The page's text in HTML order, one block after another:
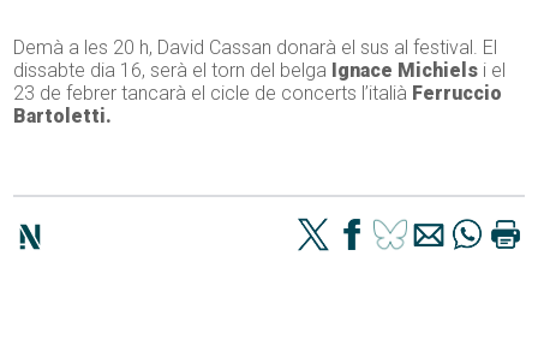
Demà a les 20 h, David Cassan donarà el sus al festival. El
dissabte dia 16, serà el torn del belga Ignace Michiels i el
23 de febrer tancarà el cicle de concerts l’italià Ferruccio
Bartoletti.